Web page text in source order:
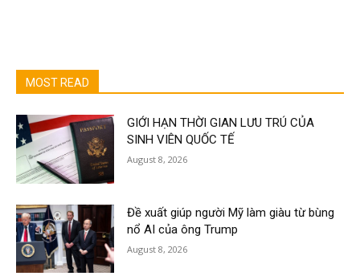
MOST READ
GIỚI HẠN THỜI GIAN LƯU TRÚ CỦA
SINH VIÊN QUỐC TẾ
August 8, 2026
Đề xuất giúp người Mỹ làm giàu từ bùng
nổ AI của ông Trump
August 8, 2026